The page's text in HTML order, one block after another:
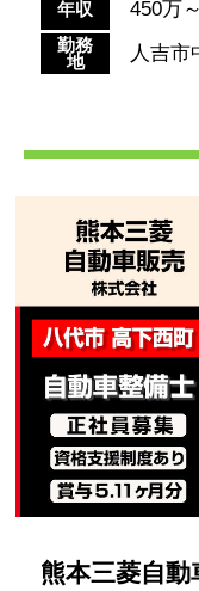
年収 450万～
勤務
地
人吉市
熊本三菱自